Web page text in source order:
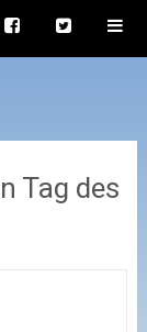
Tag des